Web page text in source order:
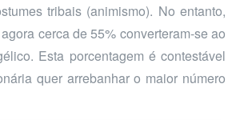
tribais (animismo). No entanto,
cerca de 55% converteram-se ao
Esta porcentagem é contestável
quer arrebanhar o maior número